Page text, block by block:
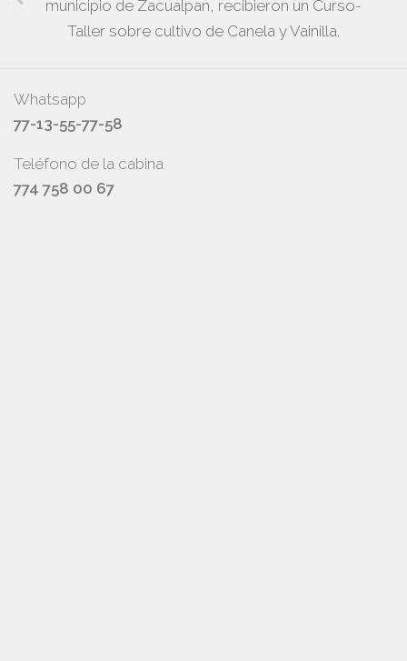
municipio de Zacualpan, recibieron un Curso-
Taller sobre cultivo de Canela y Vainilla.
Whatsapp
77-13-55-77-58
Teléfono de la cabina
774 758 00 67